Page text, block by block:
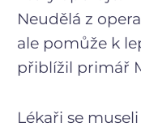
Neudělá z
ale pomůže k
přiblížil primář
Lékaři se